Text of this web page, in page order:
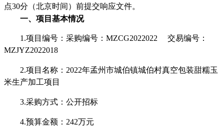
点30分（北京时间）前提交响应文件。
一、项目基本情况
1.项目编号： 采购编号： MZCG2022022
交易编号：
MZJYZ2022018
2.项目名称： 2022年孟州市城伯镇城伯村真空包装甜糯玉
米生产加工项目
3.采购方式：公开招标
4.预算金额： 242万元